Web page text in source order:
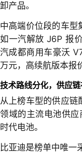
卸产品。
中高端价位段的车型
如一汽解放 J6P 报
汽成都商用车豪沃
万元，高续航版本报
技术路线分化，供应
从上榜车型的供应链
领域的主流电池供
时代电池。
比亚迪是榜单中唯一